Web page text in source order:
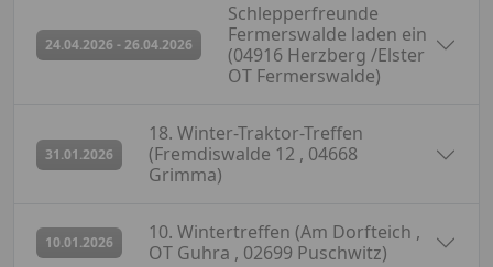
24.04.2026 - 26.04.2026
abgesagt
Schlepperfreunde
Fermerswalde laden ein
(04916 Herzberg /Elster
OT Fermerswalde)
31.01.2026
abgesagt18. Winter-Traktor-Treffen
(Fremdiswalde 12 , 04668
Grimma)
10.01.2026
abgesagt10. Wintertreffen (Am Dorfteich ,
OT Guhra , 02699 Puschwitz)